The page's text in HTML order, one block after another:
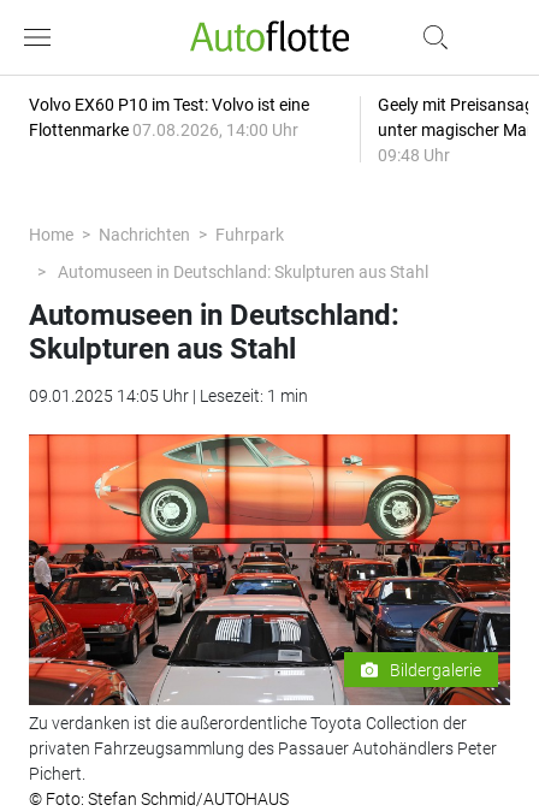
Volvo EX60 P10 im Test: Volvo ist eine
Flottenmarke 07.08.2026, 14:00 Uhr
Geely mit
unter magischer
09:48 Uhr
Home Nachrichten
Fuhrpark
Automuseen in Deutschland: Skulpturen aus Stahl
Automuseen in Deutschland:
Skulpturen aus Stahl
09.01.2025 14:05 Uhr | Lesezeit: 1 min
Bildergalerie
Zu verdanken ist die außerordentliche Toyota Collection der
privaten Fahrzeugsammlung des Passauer Autohändlers Peter
Pichert.
© Foto: Stefan Schmid/AUTOHAUS